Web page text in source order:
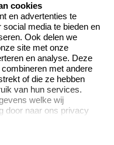
opnemen
vragen
cookies
en advertenties te
media te bieden en
Ook delen we
site met onze
en analyse. Deze
met andere
of die ze hebben
van hun services.
welke wij
door naar ons privacy